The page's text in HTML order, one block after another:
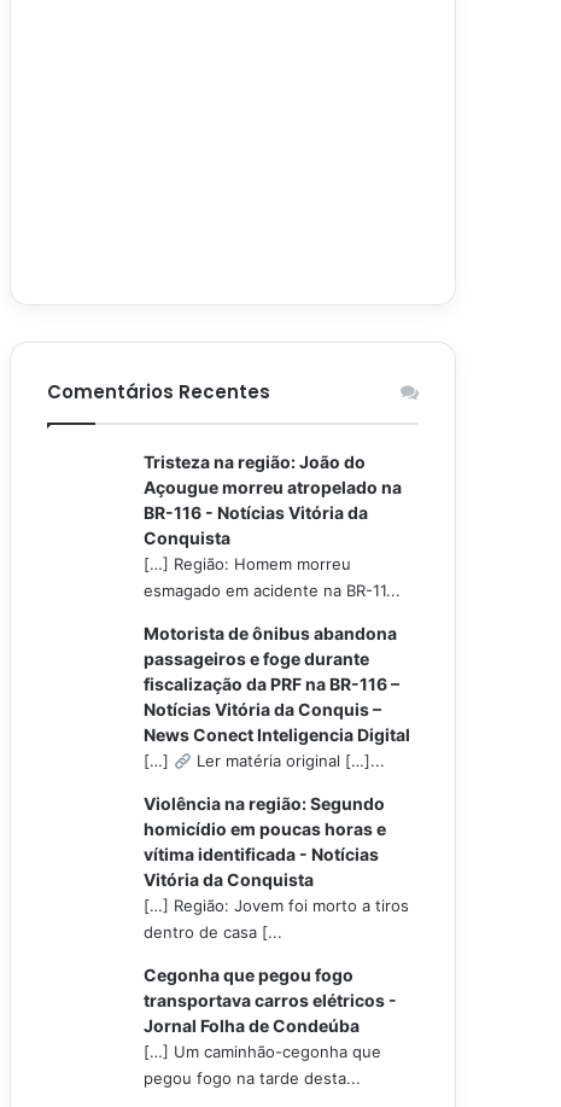
Comentários Recentes
Tristeza na região: João do
Açougue morreu atropelado na
BR-116 - Notícias Vitória da
Conquista
[…] Região: Homem morreu
esmagado em acidente na BR-11...
Motorista de ônibus abandona
passageiros e foge durante
fiscalização da PRF na BR-116 –
Notícias Vitória da Conquis –
News Conect Inteligencia Digital
[…] Ler matéria original […]...
Violência na região: Segundo
homicídio em poucas horas e
vítima identificada - Notícias
Vitória da Conquista
[…] Região: Jovem foi morto a tiros
dentro de casa [...
Cegonha que pegou fogo
transportava carros elétricos -
Jornal Folha de Condeúba
[…] Um caminhão-cegonha que
pegou fogo na tarde desta...